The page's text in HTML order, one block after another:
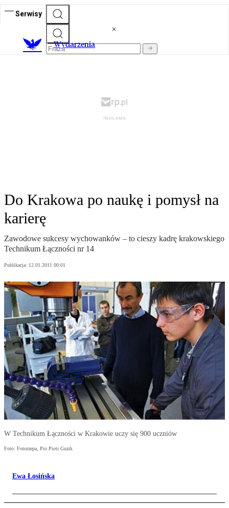
Serwisy
Wydarzenia
Do Krakowa po naukę i pomysł na
karierę
Zawodowe sukcesy wychowanków – to cieszy kadrę krakowskiego
Technikum Łączności nr 14
Publikacja: 12.01.2011 00:01
W Technikum Łączności w Krakowie uczy się 900 uczniów
Foto: Fotorzepa, Pio Piotr Guzik
Ewa Łosińska